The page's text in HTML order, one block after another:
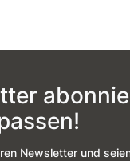
Newsletter und